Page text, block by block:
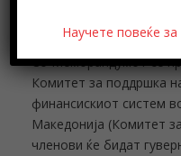
експерти на АСО, Крсте
Со Меморандумот се
Комитет за поддршка
финансискиот систем
Македонија (Комитет
членови ќе бидат
Научете повеќе